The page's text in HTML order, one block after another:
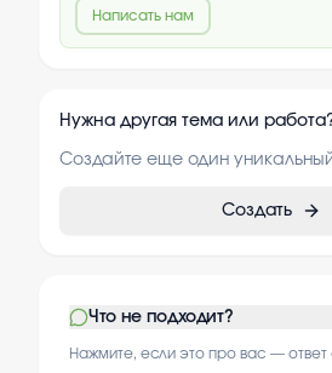
Написать нам
Нужна другая тема или
Создайте еще один
Создать
Что не подходит?
Нажмите, если это про вас —